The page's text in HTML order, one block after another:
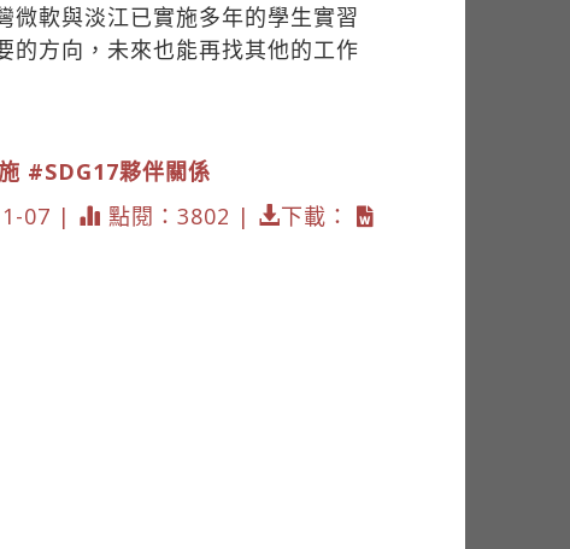
微軟與淡江已實施多年的學生實習
的方向，未來也能再找其他的工作
#SDG17夥伴關係
07 | 點閱：3802 | 下載：